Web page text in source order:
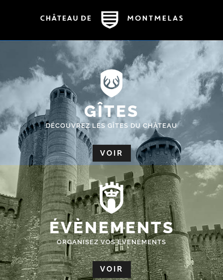
GÎTES
DÉCOUVREZ LES GÎTES DU CHÂTEAU
VOIR
ÉVÈNEMENTS
ORGANISEZ VOS EVENEMENTS
VOIR